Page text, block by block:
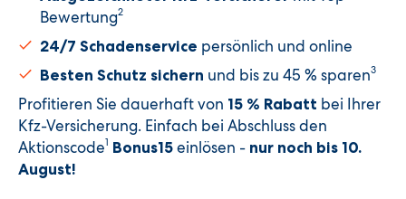
Bewertung2
24/7 Schadenservice persönlich und online
Besten Schutz sichern und bis zu 45 % sparen3
Profitieren Sie dauerhaft von 15 % Rabatt bei Ihrer
Kfz-Versicherung. Einfach bei Abschluss den
Aktionscode1 Bonus15 einlösen - nur noch bis 10.
August!